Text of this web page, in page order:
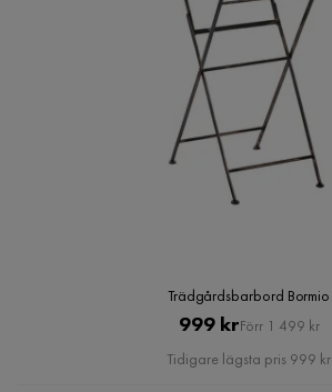
Trädgårdsbarbord Bormio
Pris
999 kr Original
Pris
Förr 1 499 kr
Tidigare lägsta pris 999 kr